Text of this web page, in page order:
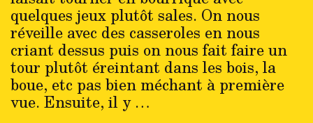
quelques jeux plutôt sales. On nous
réveille avec des casseroles en nous
criant dessus puis on nous fait faire un
tour plutôt éreintant dans les bois, la
boue, etc pas bien méchant à première
vue. Ensuite, il y …